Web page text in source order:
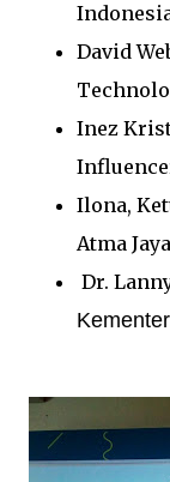
David
Inez
Ilona,
Atma Jaya
Dr.